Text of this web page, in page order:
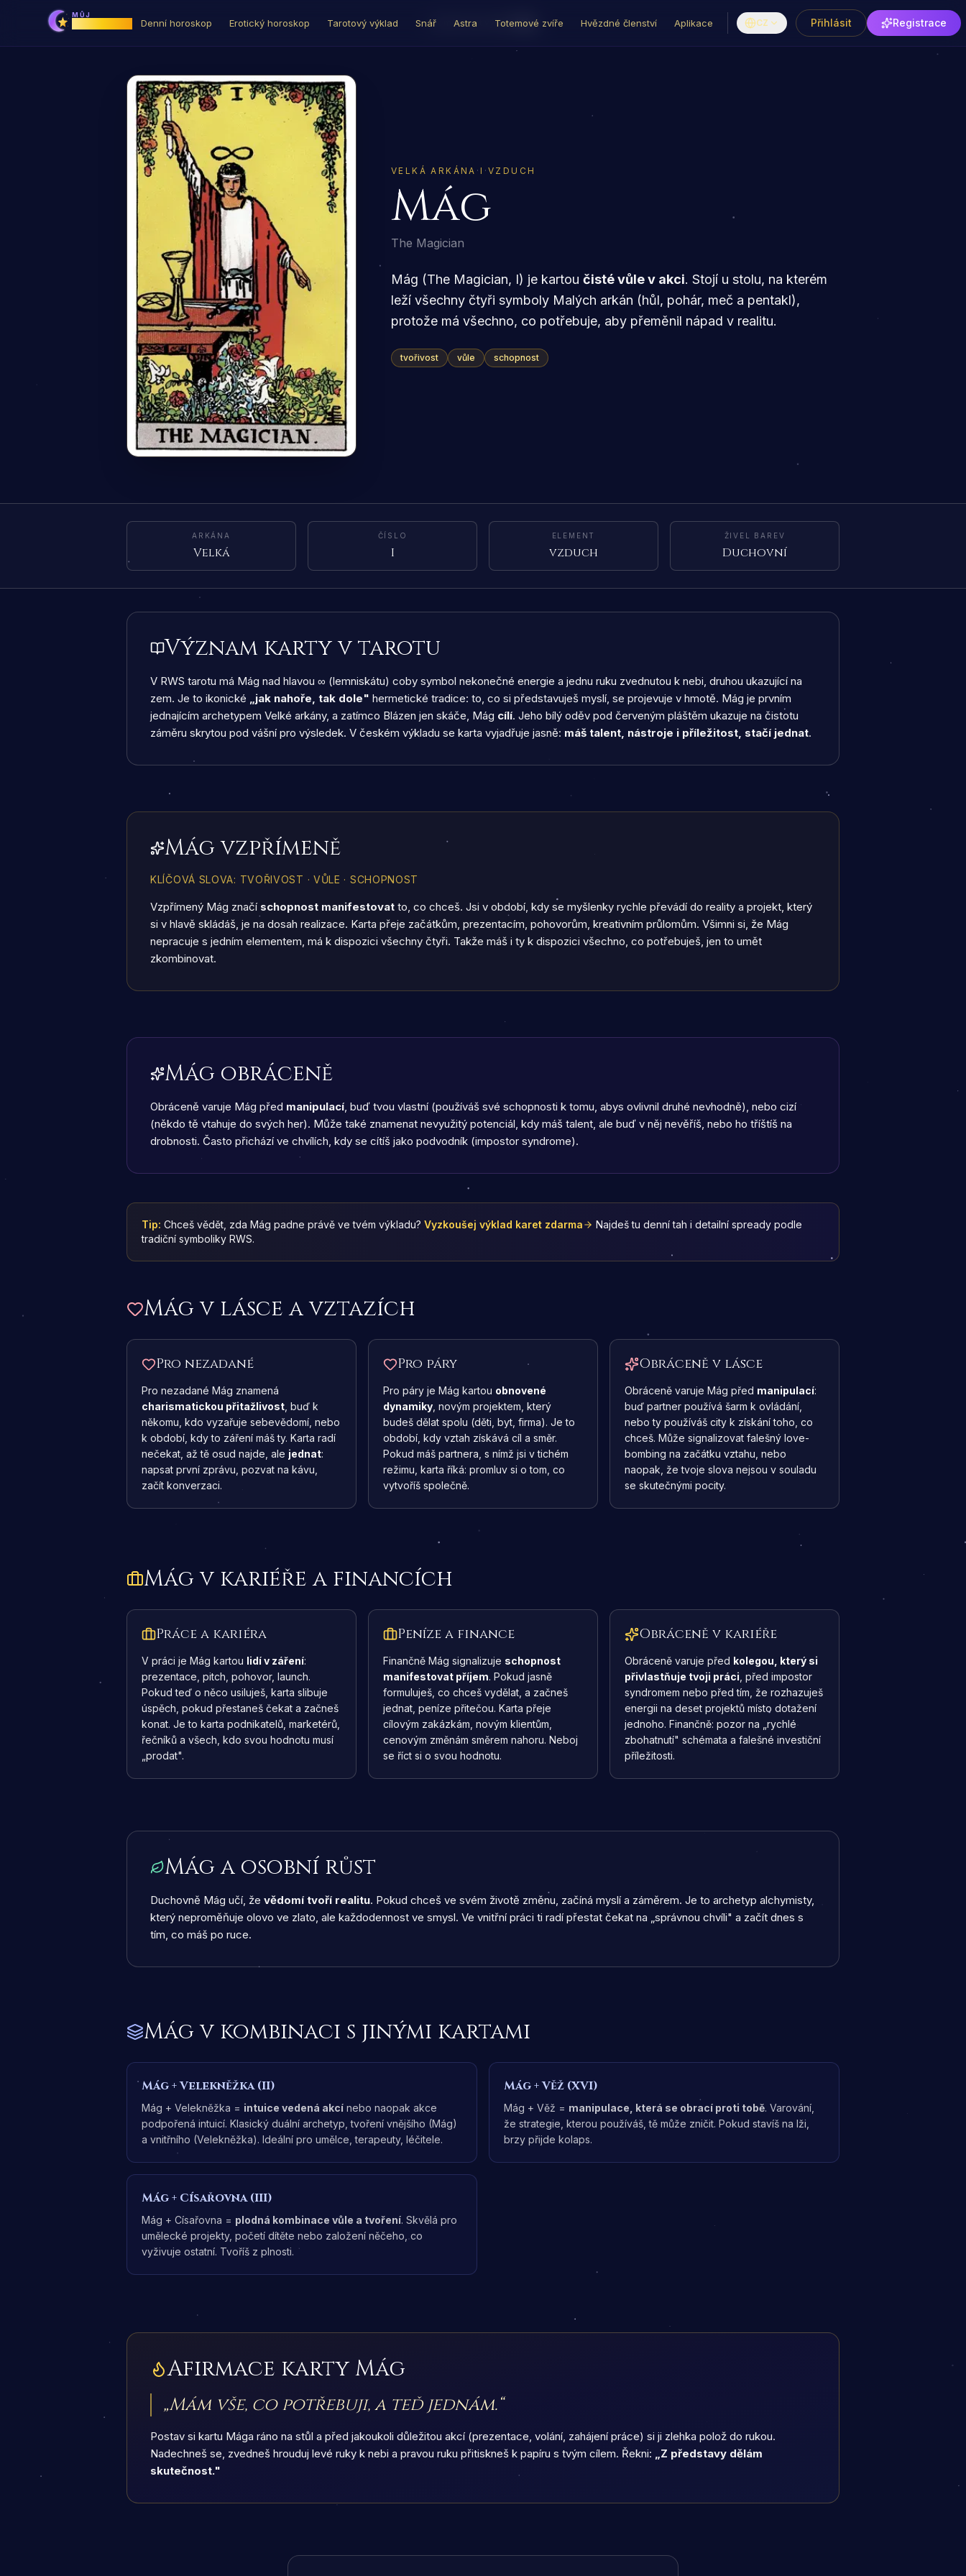
MŮJ
Denní horoskop Erotický horoskop Tarotový výklad Snář Astra Totemové zvíře Hvězdné členství Aplikace CZ Přihlásit Registrace
Domů›Tarot výklad›Mág
VELKÁ ARKÁNA ·I ·VZDUCH
Mág
The Magician
Mág (The Magician, I) je kartou čisté vůle v akci. Stojí u stolu, na kterém
leží všechny čtyři symboly Malých arkán (hůl, pohár, meč a pentakl),
protože má všechno, co potřebuje, aby přeměnil nápad v realitu.
tvořivost vůle schopnost
ARKÁNA
Velká
ČÍSLO
I
ELEMENT
vzduch
ŽIVEL BAREV
Duchovní
Význam karty v tarotu
V RWS tarotu má Mág nad hlavou ∞ (lemniskátu) coby symbol nekonečné energie a jednu ruku zvednutou k nebi, druhou ukazující na
zem. Je to ikonické „jak nahoře, tak dole" hermetické tradice: to, co si představuješ myslí, se projevuje v hmotě. Mág je prvním
jednajícím archetypem Velké arkány, a zatímco Blázen jen skáče, Mág cílí. Jeho bílý oděv pod červeným pláštěm ukazuje na čistotu
záměru skrytou pod vášní pro výsledek. V českém výkladu se karta vyjadřuje jasně: máš talent, nástroje i příležitost, stačí jednat.
Mág vzpřímeně
KLÍČOVÁ SLOVA: TVOŘIVOST · VŮLE · SCHOPNOST
Vzpřímený Mág značí schopnost manifestovat to, co chceš. Jsi v období, kdy se myšlenky rychle převádí do reality a projekt, který
si v hlavě skládáš, je na dosah realizace. Karta přeje začátkům, prezentacím, pohovorům, kreativním průlomům. Všimni si, že Mág
nepracuje s jedním elementem, má k dispozici všechny čtyři. Takže máš i ty k dispozici všechno, co potřebuješ, jen to umět
zkombinovat.
Mág obráceně
Obráceně varuje Mág před manipulací, buď tvou vlastní (používáš své schopnosti k tomu, abys ovlivnil druhé nevhodně), nebo cizí
(někdo tě vtahuje do svých her). Může také znamenat nevyužitý potenciál, kdy máš talent, ale buď v něj nevěříš, nebo ho tříštíš na
drobnosti. Často přichází ve chvílích, kdy se cítíš jako podvodník (impostor syndrome).
Tip: Chceš vědět, zda Mág padne právě ve tvém výkladu? Vyzkoušej výklad karet zdarma
Najdeš tu denní tah i detailní spready podle
tradiční symboliky RWS.
Mág v lásce a vztazích
Pro nezadané
Pro nezadané Mág znamená
charismatickou přitažlivost , buď k
někomu, kdo vyzařuje sebevědomí, nebo
k období, kdy to záření máš ty. Karta radí
nečekat, až tě osud najde, ale jednat:
napsat první zprávu, pozvat na kávu,
začít konverzaci.
Pro páry
Pro páry je Mág kartou obnovené
dynamiky , novým projektem, který
budeš dělat spolu (děti, byt, firma). Je to
období, kdy vztah získává cíl a směr.
Pokud máš partnera, s nímž jsi v tichém
režimu, karta říká: promluv si o tom, co
vytvoříš společně.
Obráceně v lásce
Obráceně varuje Mág před manipulací:
buď partner používá šarm k ovládání,
nebo ty používáš city k získání toho, co
chceš. Může signalizovat falešný love-
bombing na začátku vztahu, nebo
naopak, že tvoje slova nejsou v souladu
se skutečnými pocity.
Mág v kariéře a financích
Práce a kariéra
V práci je Mág kartou lidí v záření:
prezentace, pitch, pohovor, launch.
Pokud teď o něco usiluješ, karta slibuje
úspěch, pokud přestaneš čekat a začneš
konat. Je to karta podnikatelů, marketérů,
řečníků a všech, kdo svou hodnotu musí
„prodat".
Peníze a finance
Finančně Mág signalizuje schopnost
manifestovat příjem. Pokud jasně
formuluješ, co chceš vydělat, a začneš
jednat, peníze přitečou. Karta přeje
cílovým zakázkám, novým klientům,
cenovým změnám směrem nahoru. Neboj
se říct si o svou hodnotu.
Obráceně v kariéře
Obráceně varuje před kolegou, který si
přivlastňuje tvoji práci , před impostor
syndromem nebo před tím, že rozhazuješ
energii na deset projektů místo dotažení
jednoho. Finančně: pozor na „rychlé
zbohatnutí" schémata a falešné investiční
příležitosti.
Mág a osobní růst
Duchovně Mág učí, že vědomí tvoří realitu. Pokud chceš ve svém životě změnu, začíná myslí a záměrem. Je to archetyp alchymisty,
který neproměňuje olovo ve zlato, ale každodennost ve smysl. Ve vnitřní práci ti radí přestat čekat na „správnou chvíli" a začít dnes s
tím, co máš po ruce.
Mág v kombinaci s jinými kartami
Mág+Velekněžka (II)
Mág + Velekněžka = intuice vedená akcí nebo naopak akce
podpořená intuicí. Klasický duální archetyp, tvoření vnějšího (Mág)
a vnitřního (Velekněžka). Ideální pro umělce, terapeuty, léčitele.
Mág+Věž (XVI)
Mág + Věž = manipulace, která se obrací proti tobě. Varování,
že strategie, kterou používáš, tě může zničit. Pokud stavíš na lži,
brzy přijde kolaps.
Mág+ Císařovna (III)
Mág + Císařovna = plodná kombinace vůle a tvoření. Skvělá pro
umělecké projekty, početí dítěte nebo založení něčeho, co
vyživuje ostatní. Tvoříš z plnosti.
Afirmace karty Mág
„Mám vše, co potřebuji, a teď jednám.“
Postav si kartu Mága ráno na stůl a před jakoukoli důležitou akcí (prezentace, volání, zahájení práce) si ji zlehka polož do rukou.
Nadechneš se, zvedneš hrouduj levé ruky k nebi a pravou ruku přitiskneš k papíru s tvým cílem. Řekni: „Z představy dělám
skutečnost."